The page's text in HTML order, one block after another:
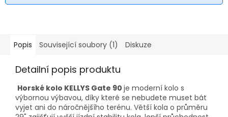
Popis Související soubory (1) Diskuze
Detailní popis produktu
Horské kolo KELLYS Gate 90 je moderní kolo s
výbornou výbavou, díky které se nebudete muset bát
vyjet ani do náročnějšího terénu. Větší kola o průměru